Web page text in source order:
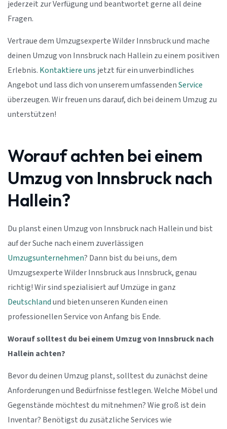
jederzeit zur Verfügung und beantwortet gerne all deine
Fragen.
Vertraue dem Umzugsexperte Wilder Innsbruck und mache
deinen Umzug von Innsbruck nach Hallein zu einem positiven
Erlebnis. Kontaktiere uns jetzt für ein unverbindliches
Angebot und lass dich von unserem umfassendenService
überzeugen. Wir freuen uns darauf, dich bei deinem Umzug zu
unterstützen!
Worauf achten bei einem
Umzug von Innsbruck nach
Hallein?
Du planst einen Umzug von Innsbruck nach Hallein und bist
auf der Suche nach einem zuverlässigen
Umzugsunternehmen? Dann bist du bei uns, dem
Umzugsexperte Wilder Innsbruck aus Innsbruck, genau
richtig! Wir sind spezialisiert auf Umzüge in ganz
Deutschlandund bieten unseren Kunden einen
professionellen Service von Anfang bis Ende.
Worauf solltest du bei einem Umzug von Innsbruck nach
Hallein achten?
Bevor du deinen Umzug planst, solltest du zunächst deine
Anforderungen und Bedürfnisse festlegen. Welche Möbel und
Gegenstände möchtest du mitnehmen? Wie groß ist dein
Inventar? Benötigst du zusätzliche Services wie